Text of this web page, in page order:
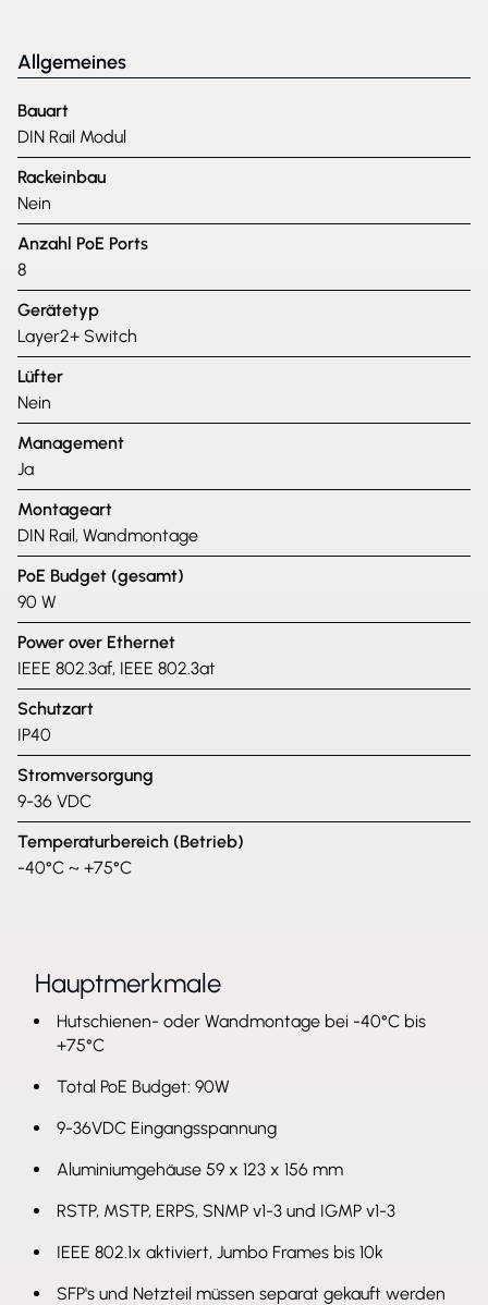
Allgemeines
Bauart
DIN Rail Modul
Rackeinbau
Nein
Anzahl PoE Ports
8
Gerätetyp
Layer2+ Switch
Lüfter
Nein
Management
Ja
Montageart
DIN Rail, Wandmontage
PoE Budget (gesamt)
90 W
Power over Ethernet
IEEE 802.3af, IEEE 802.3at
Schutzart
IP40
Stromversorgung
9-36 VDC
Temperaturbereich (Betrieb)
-40°C ~ +75°C
Hauptmerkmale
Hutschienen- oder Wandmontage bei -40°C bis
+75°C
Total PoE Budget: 90W
9-36VDC Eingangsspannung
Aluminiumgehäuse 59 x 123 x 156 mm
RSTP, MSTP, ERPS, SNMP v1-3 und IGMP v1-3
IEEE 802.1x aktiviert, Jumbo Frames bis 10k
SFP's und Netzteil müssen separat gekauft werden